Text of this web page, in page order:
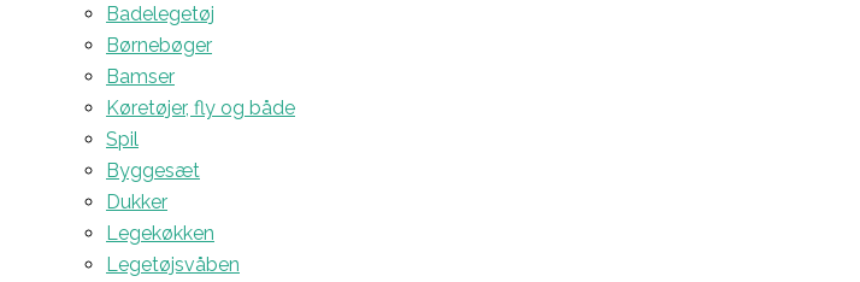
Badelegetøj
Børnebøger
Bamser
Køretøjer, fly og både
Spil
Byggesæt
Dukker
Legekøkken
Legetøjsvåben